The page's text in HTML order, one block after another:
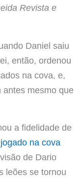
Revista e
Daniel saiu
então, ordenou
na cova, e,
antes mesmo que
a fidelidade de
na cova
de Dario
leões se tornou